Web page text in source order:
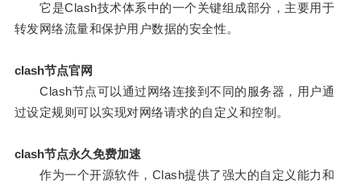
它是Clash技术体系中的一个关键组成部分，主要用于
转发网络流量和保护用户数据的安全性。
clash节点官网
Clash节点可以通过网络连接到不同的服务器，用户通
过设定规则可以实现对网络请求的自定义和控制。
clash节点永久免费加速
作为一个开源软件，Clash提供了强大的自定义能力和